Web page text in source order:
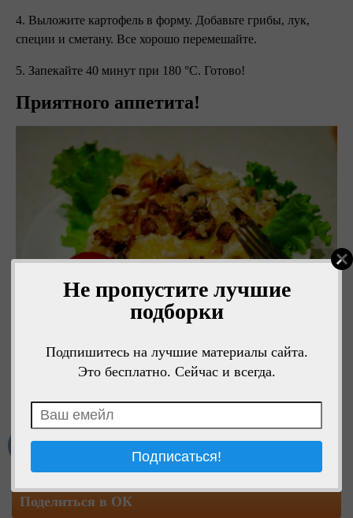
Не пропустите лучшие
подборки
Подпишитесь на лучшие материалы сайта.
Это бесплатно. Сейчас и всегда.
4. Выложите картофель в форму. Добавьте грибы, лук,
специи и сметану. Все хорошо перемешайте.
5. Запекайте 40 минут при 180 °С. Готово!
Приятного аппетита!
Мне нравится
Поделиться в ОК